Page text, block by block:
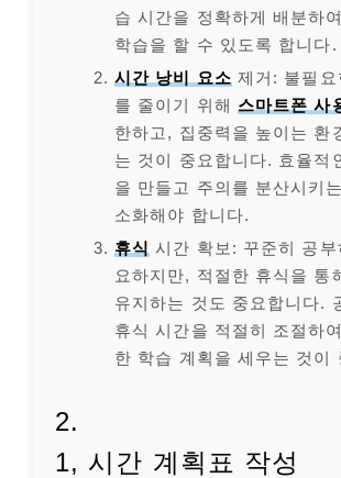
습 시간을 정확하게 배분하
학습을 할 수 있도록 합니다.
시간 낭비 요소 제거: 불필요
를 줄이기 위해 스마트폰 사
한하고, 집중력을 높이는 환
는 것이 중요합니다. 효율적
을 만들고 주의를 분산시키
소화해야 합니다.
휴식 시간 확보: 꾸준히 공부
요하지만, 적절한 휴식을 통
유지하는 것도 중요합니다.
휴식 시간을 적절히 조절하
한 학습 계획을 세우는 것이
2.
1, 시간 계획표 작성